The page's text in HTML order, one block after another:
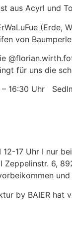
aus Acyrl und
(Erde,
von
für uns die
16:30 Uhr
17 Uhr I nur
Zeppelinstr. 6,
und
by BAIER hat